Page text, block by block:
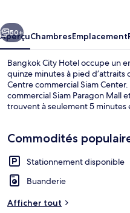
Suivant
50+
AperçuChambresEmplacement
Bangkok City Hotel occupe un
quinze minutes à pied d’attraits
Centre commercial Siam
commercial Siam Paragon Mall
trouvent à seulement 5 minutes
Thai est à 9 minutes.
Commodités
Stationnement disponible
Buanderie
Afficher tout